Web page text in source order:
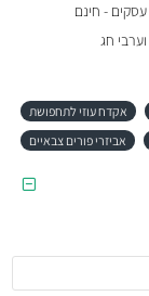
חג
אקדח עוזי לתחפושת
אביזרי פורים צבאיים